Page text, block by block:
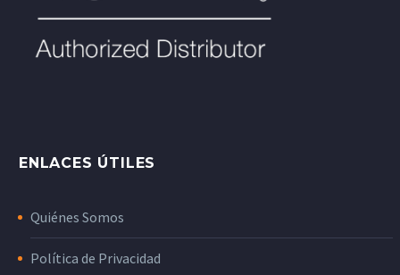
ENLACES ÚTILES
Quiénes Somos
Política de Privacidad